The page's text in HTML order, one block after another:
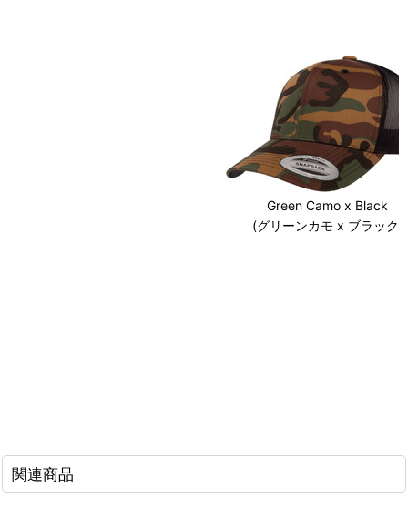
Green Camo x Black
(グリーンカモ x ブラック)
関連商品